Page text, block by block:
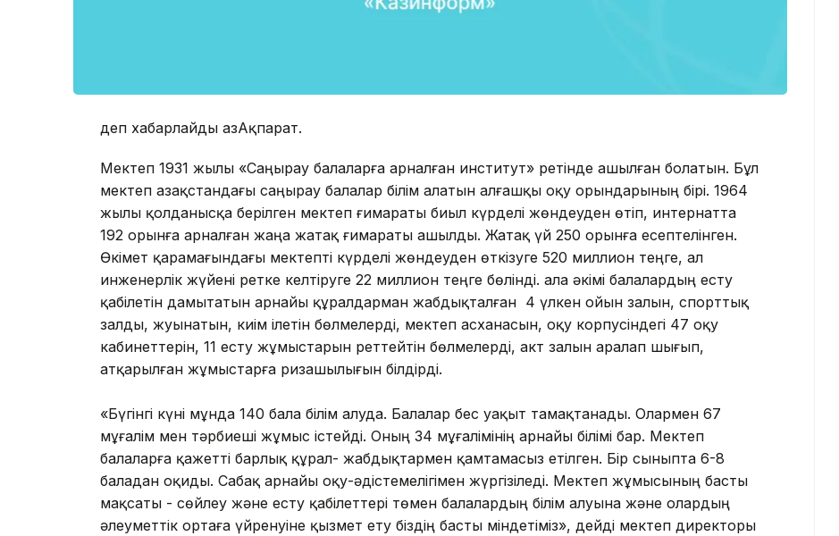
деп хабарлайды ҚазАқпарат.
Мектеп 1931 жылы «Саңырау балаларға арналған институт» ретінде ашылған болатын. Бұл
мектеп Қазақстандағы саңырау балалар білім алатын алғашқы оқу орындарының бірі. 1964
жылы қолданысқа берілген мектеп ғимараты биыл күрделі жөндеуден өтіп, интернатта
192 орынға арналған жаңа жатақ ғимараты ашылды. Жатақ үй 250 орынға есептелінген.
Өкімет қарамағындағы мектепті күрделі жөндеуден өткізуге 520 миллион теңге, ал
инженерлік жүйені ретке келтіруге 22 миллион теңге бөлінді. Қала әкімі балалардың есту
қабілетін дамытатын арнайы құралдарман жабдықталған 4 үлкен ойын залын, спорттық
залды, жуынатын, киім ілетін бөлмелерді, мектеп асханасын, оқу корпусіндегі 47 оқу
кабинеттерін, 11 есту жұмыстарын реттейтін бөлмелерді, акт залын аралап шығып,
атқарылған жұмыстарға ризашылығын білдірді.
«Бүгінгі күні мұнда 140 бала білім алуда. Балалар бес уақыт тамақтанады. Олармен 67
мұғалім мен тәрбиеші жұмыс істейді. Оның 34 мұғалімінің арнайы білімі бар. Мектеп
балаларға қажетті барлық құрал- жабдықтармен қамтамасыз етілген. Бір сыныпта 6-8
баладан оқиды. Сабақ арнайы оқу-әдістемелігімен жүргізіледі. Мектеп жұмысының басты
мақсаты - сөйлеу және есту қабілеттері төмен балалардың білім алуына және олардың
әлеуметтік ортаға үйренуіне қызмет ету біздің басты міндетіміз», дейді мектеп директоры